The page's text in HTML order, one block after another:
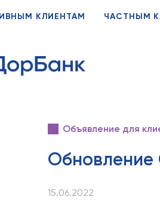
КЛИЕНТАМ ЧАСТНЫМ
Объявление для
Обновление
15.06.2022